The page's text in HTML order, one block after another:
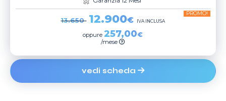
13.650 12.900€
PROMO!
IVA INCLUSA
oppure 257,00€
/mese
vedi scheda